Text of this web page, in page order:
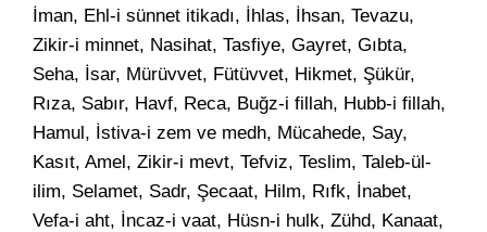
İman, Ehl-i sünnet itikadı, İhlas, İhsan, Tevazu,
Zikir-i minnet, Nasihat, Tasfiye, Gayret, Gıbta,
Seha, İsar, Mürüvvet, Fütüvvet, Hikmet, Şükür,
Rıza, Sabır, Havf, Reca, Buğz-i fillah, Hubb-i fillah,
Hamul, İstiva-i zem ve medh, Mücahede, Say,
Kasıt, Amel, Zikir-i mevt, Tefviz, Teslim, Taleb-ül-
ilim, Selamet, Sadr, Şecaat, Hilm, Rıfk, İnabet,
Vefa-i aht, İncaz-i vaat, Hüsn-i hulk, Zühd, Kanaat,